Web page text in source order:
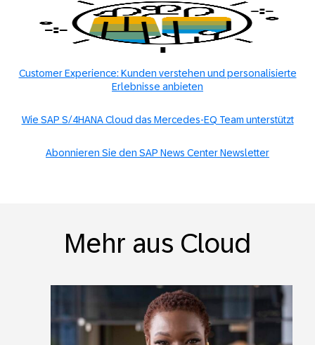
Customer Experience: Kunden verstehen und personalisierte
Erlebnisse anbieten
Wie SAP S/4HANA Cloud das Mercedes-EQ Team unterstützt
Abonnieren Sie den SAP News Center Newsletter
Mehr aus Cloud